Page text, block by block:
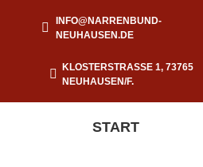
INFO@NARRENBUND-
NEUHAUSEN.DE
KLOSTERSTRASSE 1, 73765 N
EUHAUSEN/F.
START